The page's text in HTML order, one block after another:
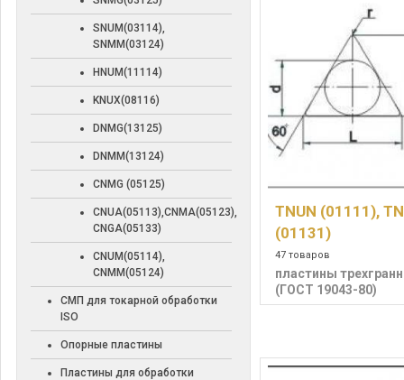
SNUM(03114),
SNMM(03124)
HNUM(11114)
KNUX(08116)
DNMG(13125)
DNMM(13124)
CNMG (05125)
CNUA(05113),CNMA(05123),
CNGA(05133)
CNUM(05114),
CNMM(05124)
СМП для токарной обработки
ISO
Опорные пластины
Пластины для обработки
TNUN (01111),
(01131)
47 товаров
пластины
(ГОСТ 19043-80)